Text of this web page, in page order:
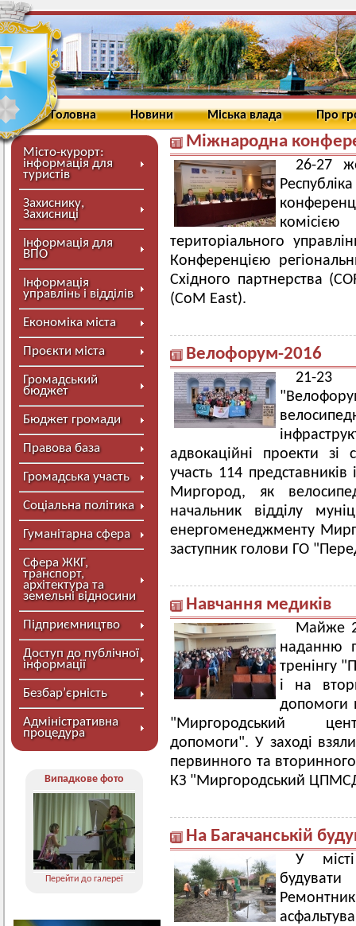
Головна Новини Міська влада Про
Місто-курорт:
інформація для
туристів
Захиснику,
Захисниці
Інформація для
ВПО
Інформація
управлінь і відділів
Економіка міста
Проєкти міста
Громадський
бюджет
Бюджет громади
Правова база
Громадська участь
Соціальна політика
Гуманітарна сфера
Сфера ЖКГ,
транспорт,
архітектура та
земельні відносини
Підприємництво
Доступ до публічної
інформації
Безбар’єрність
Адміністративна
процедура
Випадкове фото
Перейти до галереї
Міжнародна
26-27
територіального
Конференцією
Східного партнерства
(CoM East).
Велофорум-2016
21-
адвокаційні проекти зі
участь 114
Миргород, як
начальник відділу
енергоменеджменту
заступник голови ГО
Навчання медиків
Майже
наданню
тренінгу
і на
допомоги
"Миргородський
допомоги". У заході
первинного та
КЗ "Миргородський
На Багачанській
У